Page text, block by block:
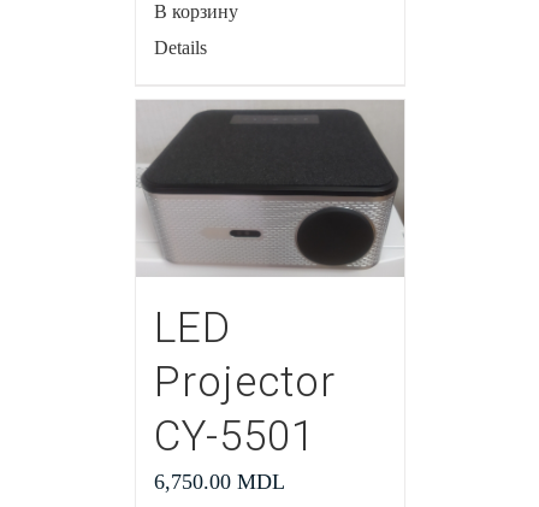
В корзину
Details
LED
Projector
CY-5501
6,750.00 MDL